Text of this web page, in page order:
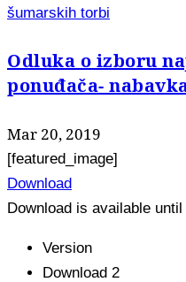
šumarskih torbi
Odluka o izboru
ponuđača-
Mar 20, 2019
[featured_image]
Download
Download is available
Version
Download 2